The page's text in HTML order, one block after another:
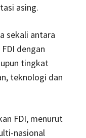
asing.
sekali antara
dengan
tingkat
teknologi dan
FDI, menurut
nasional